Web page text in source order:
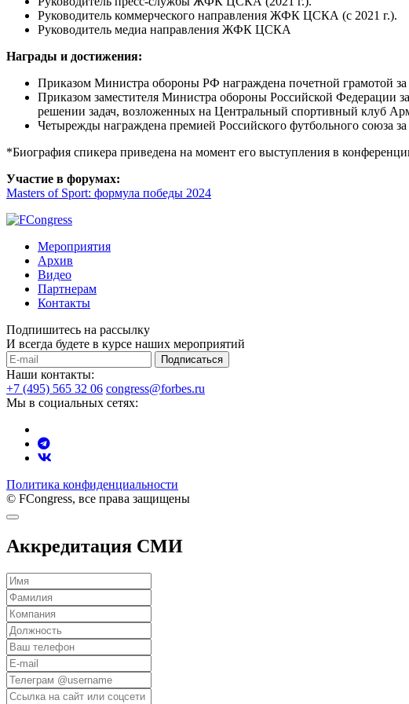
Руководитель коммерческого направления ЖФК ЦСКА (с 2021 г.).
Руководитель медиа направления ЖФК ЦСКА
Награды и достижения:
Приказом Министра обороны РФ награждена почетной грамотой
Приказом заместителя Министра обороны Российской Федерации
решении задач, возложенных на Центральный спортивный клуб
Четырежды награждена премией Российского футбольного союза
*Биография спикера приведена на момент его выступления в
Участие в форумах:
Masters of Sport: формула победы 2024
Мероприятия
Архив
Видео
Партнерам
Контакты
Подпишитесь на рассылку
И всегда будете в курсе наших мероприятий
Подписаться
Наши контакты:
+7 (495) 565 32 06 congress@forbes.ru
Мы в социальных сетях:
Политика конфиденциальности
© FCongress, все права защищены
Аккредитация СМИ